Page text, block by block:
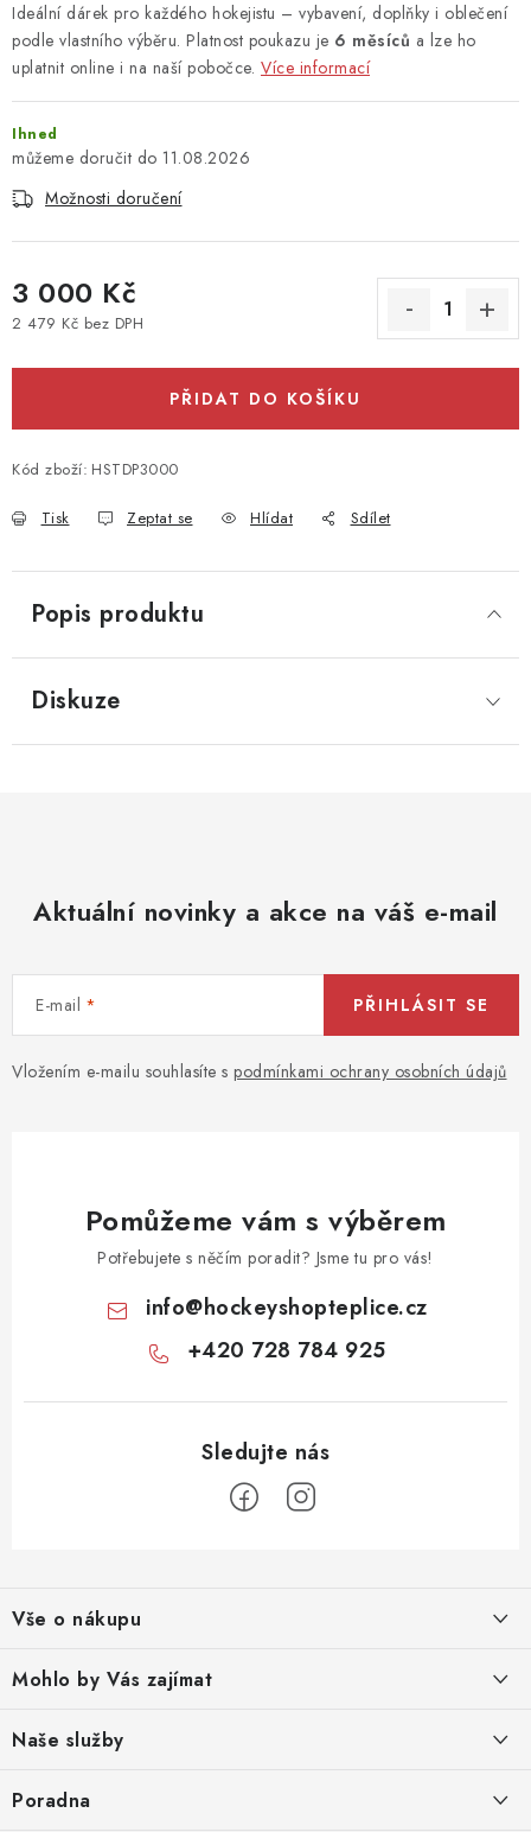
DÁMSKÁ VÝSTROJ
info@hockeyshopteplice.cz
Ideální dárek pro každého hokejistu – vybavení, doplňky i oblečení
podle vlastního výběru. Platnost poukazu je 6 měsíců a lze ho
uplatnit online i na naší pobočce. Více informací
Ihned
11.08.2026
Možnosti doručení
3 000 Kč
2 479 Kč bez DPH
PŘIDAT DO KOŠÍKU
Kód zboží: HSTDP3000
Tisk Zeptat se Hlídat Sdílet
Popis produktu
Diskuze
Aktuální novinky a akce na váš e-mail
E-mail
Vložením e-mailu souhlasíte s podmínkami ochrany osobních údajů
PŘIHLÁSIT SE
Pomůžeme vám s výběrem
Potřebujete s něčím poradit? Jsme tu pro vás!
info@hockeyshopteplice.cz
+420 728 784 925
p
a
Vše o nákupu
Obchodní podmínky
Odstoupení od smlouvy
Podmínky ochrany osobních údajů
Mohlo by Vás zajímat
Kontakty
Naše služby
Poradna